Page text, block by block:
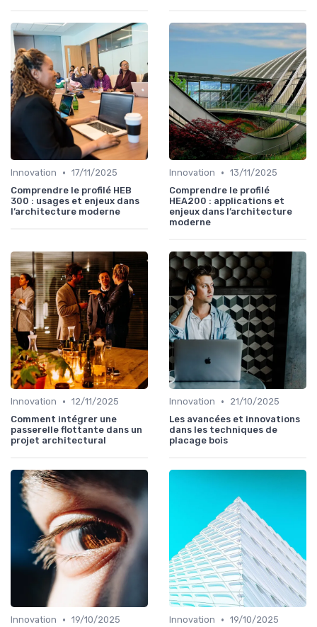
Innovation • 17/11/2025
Comprendre le profilé HEB
300 : usages et enjeux dans
l’architecture moderne
Innovation • 13/11/2025
Comprendre le profilé
HEA200 : applications et
enjeux dans l’architecture
moderne
Innovation • 12/11/2025
Comment intégrer une
passerelle flottante dans un
projet architectural
Innovation •
21/10/2025
Les avancées et innovations
dans les techniques de
placage bois
Innovation • 19/10/2025
Innovation • 19/10/2025